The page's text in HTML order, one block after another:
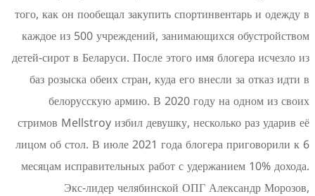
того, как он пообещал закупить
каждое из 500 учреждений,
детей-сирот в Беларуси. После этого имя
баз розыска обеих стран, куда его
белорусскую армию. В 2020 году на
стримов Mellstroy избил девушку,
лицом об стол. В июле 2021 года блогера
месяцам исправительных работ с
Экс-лидер челябинской ОПГ